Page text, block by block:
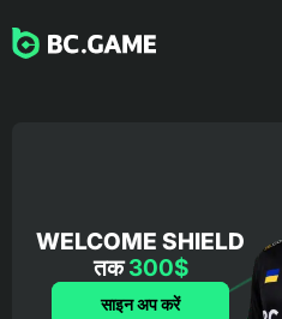
WELCOME SHIELD
तक300$
साइन अप करें